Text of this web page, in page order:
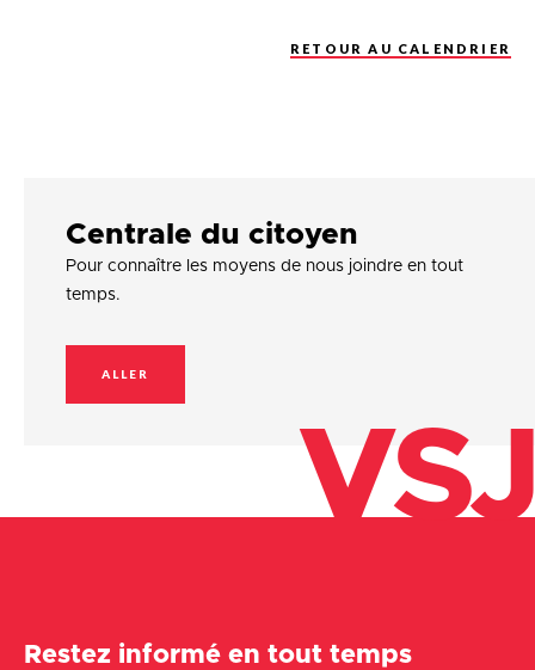
RETOUR AU CALENDRIER
Centrale du citoyen
Pour connaître les moyens de nous joindre en tout
temps.
ALLER
VSJ
Restez informé en tout temps